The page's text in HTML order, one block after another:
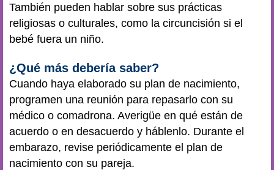
También pueden hablar sobre sus prácticas
religiosas o culturales, como la circuncisión si el
bebé fuera un niño.
¿Qué más debería saber?
Cuando haya elaborado su plan de nacimiento,
programen una reunión para repasarlo con su
médico o comadrona. Averigüe en qué están de
acuerdo o en desacuerdo y háblenlo. Durante el
embarazo, revise periódicamente el plan de
nacimiento con su pareja.